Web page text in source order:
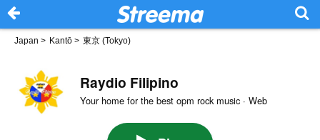
Japan > Kantō > 東京 (Tokyo)
Raydio Filipino
Your home for the best opm rock music · Web